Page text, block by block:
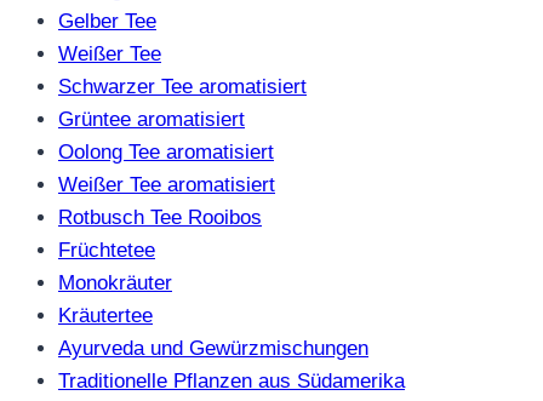
Gelber Tee
Weißer Tee
Schwarzer Tee aromatisiert
Grüntee aromatisiert
Oolong Tee aromatisiert
Weißer Tee aromatisiert
Rotbusch Tee Rooibos
Früchtetee
Monokräuter
Kräutertee
Ayurveda und Gewürzmischungen
Traditionelle Pflanzen aus Südamerika